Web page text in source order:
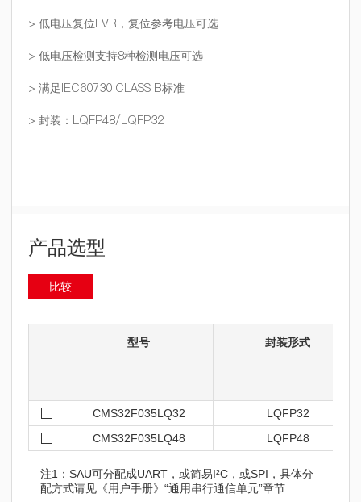
> 低电压复位LVR，复位参考电压可选
> 低电压检测支持8种检测电压可选
> 满足IEC60730 CLASS B标准
> 封装：LQFP48/LQFP32
产品选型
比较
型号 封装形式
CMS32F035LQ32
LQFP32
CMS32F035LQ48
LQFP48
注1：SAU可分配成UART，或简易I²C，或SPI，具体分
配方式请见《用户手册》“通用串行通信单元”章节